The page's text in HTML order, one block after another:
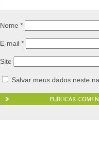
Nome *
E-mail *
Site
Salvar meus dados neste